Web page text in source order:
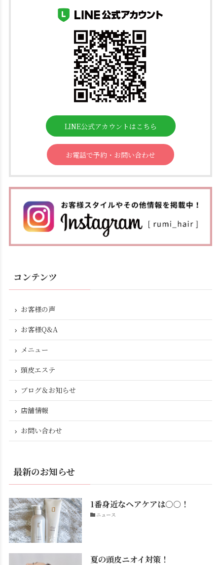
LINE公式アカウントはこちら
お電話で予約・お問い合わせ
コンテンツ
お客様の声
お客様Q&A
メニュー
頭皮エステ
ブログ＆お知らせ
店舗情報
お問い合わせ
最新のお知らせ
1番身近なヘアケアは○○！
ニュース
夏の頭皮ニオイ対策！